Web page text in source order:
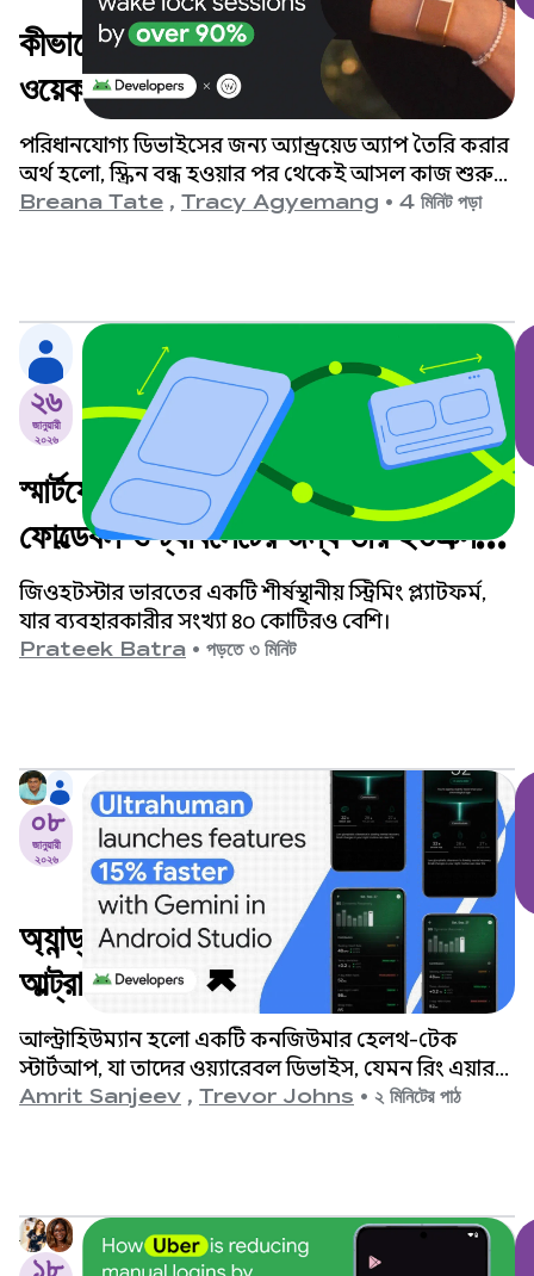
কীভাবে WHOOP অতিরিক্ত আংশিক
ওয়েক লক সেশন ৯০% এরও বেশি কমিয়ে
দিয়েছে
পরিধানযোগ্য ডিভাইসের জন্য অ্যান্ড্রয়েড অ্যাপ তৈরি করার
অর্থ হলো, স্ক্রিন বন্ধ হওয়ার পর থেকেই আসল কাজ শুরু
হয়।
Breana Tate , Tracy Agyemang • 4 মিনিট পড়া
২৬
জানুয়ারী
২০২৬
স্মার্টফোনের বাইরে: কীভাবে জিওহটস্টার
ফোল্ডেবল ও ট্যাবলেটের জন্য তার ইউএক্স
অপ্টিমাইজ করেছে
জিওহটস্টার ভারতের একটি শীর্ষস্থানীয় স্ট্রিমিং প্ল্যাটফর্ম,
যার ব্যবহারকারীর সংখ্যা ৪০ কোটিরও বেশি।
Prateek Batra • পড়তে ৩ মিনিট
০৮
জানুয়ারী
২০২৬
অ্যান্ড্রয়েড স্টুডিওতে জেমিনির সাহায্যে
আল্ট্রাহিউম্যান ১৫% দ্রুত ফিচার চালু
করে।
আল্ট্রাহিউম্যান হলো একটি কনজিউমার হেলথ-টেক
স্টার্টআপ, যা তাদের ওয়্যারেবল ডিভাইস, যেমন রিং এয়ার
এবং এম১ লাইভ কন্টিনিউয়াস গ্লুকোজ মনিটর (সিজিএম)
Amrit Sanjeev , Trevor Johns • ​​২ মিনিটের পাঠ